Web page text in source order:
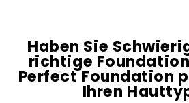
Haben Sie
richtige
Perfect Foundation
Ihren